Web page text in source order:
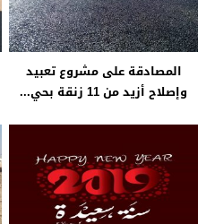
المصادقة على مشروع تعبيد
وإصلاح أزيد من 11 زنقة بحي...
رئيس جماعة جرسيف يهنئكم
بحلول العام الجديد